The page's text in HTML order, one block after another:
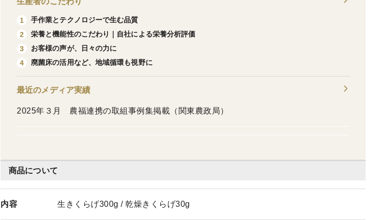
商品について
内容 生きくらげ300g / 乾燥きくらげ30g
1
手作業とテクノロジーで生む品質
2
栄養と機能性のこだわり｜自社による栄養分析評価
3
お客様の声が、日々の力に
4
廃菌床の活用など、地域循環も視野に
最近のメディア実績
2025年３月 農福連携の取組事例集掲載（関東農政局）